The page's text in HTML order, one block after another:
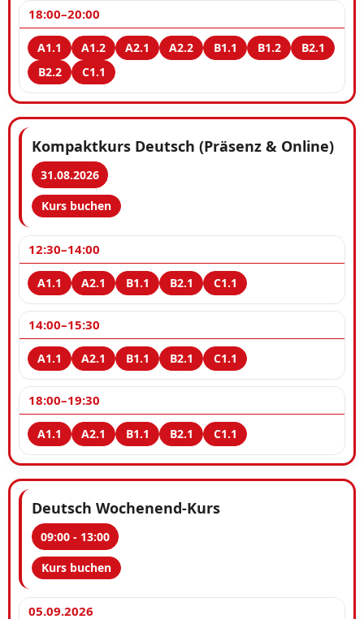
18:00–20:00
Kompaktkurs Deutsch (Präsenz & Online)
31.08.2026
Kurs buchen
12:30–14:00
14:00–15:30
18:00–19:30
Deutsch Wochenend-Kurs
09:00 - 13:00
Kurs buchen
05.09.2026